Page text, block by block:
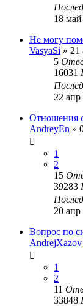
18
Не могу
VasyaSi » 21
5
16031
22 апр
Отношения
AndreyEn »
1
2
15
39283
20
Вопрос по
AndrejXazov
1
2
11
33848